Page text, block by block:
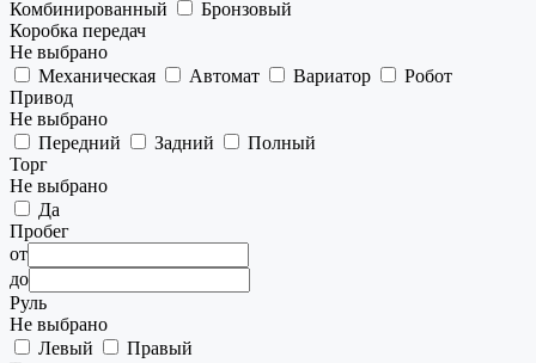
Комбинированный
Бронзовый
Коробка передач
Не выбрано
Механическая
Автомат Вариатор
Робот
Привод
Не выбрано
Передний
Задний
Полный
Торг
Не выбрано
Да
Пробег
от
до
Руль
Не выбрано
Левый
Правый